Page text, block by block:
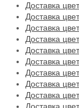
Доставка
Доставка
Доставка
Доставка
Доставка
Доставка
Доставка
Доставка
Доставка